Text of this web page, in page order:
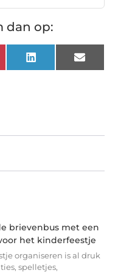
dan op:
LinkedIn Email
brievenbus met een
het kinderfeestje
organiseren is al druk
spelletjes,